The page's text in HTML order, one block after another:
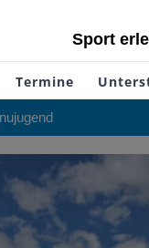
Sport
Termine